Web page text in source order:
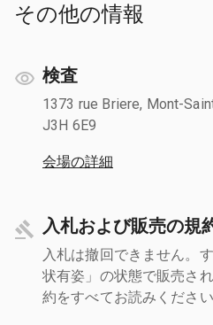
その他の情報
検査
1373 rue Briere, Mont-
J3H 6E9
会場の詳細
入札および販売の規
入札は撤回できません。
状有姿」の状態で販売さ
約をすべてお読みください